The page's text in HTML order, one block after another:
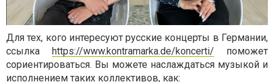
Для тех, кого интересуют русские концерты в Германии,
ссылка https://www.kontramarka.de/koncerti/ поможет
сориентироваться. Вы можете наслаждаться музыкой и
исполнением таких коллективов, как: